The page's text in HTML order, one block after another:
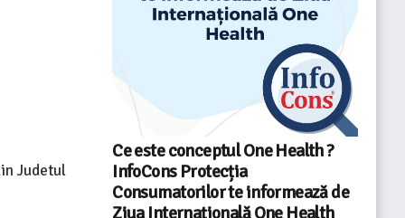
Judetul
Ce este conceptul One Health ?
InfoCons Protecția
Consumatorilor te informează de
Ziua Internațională One Health